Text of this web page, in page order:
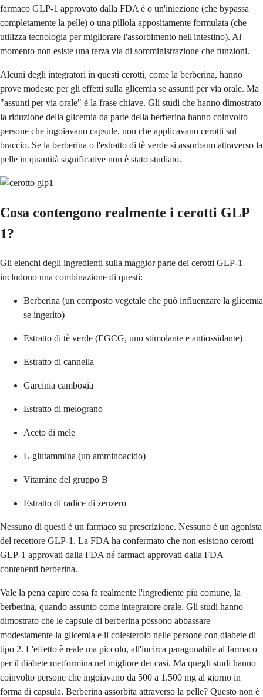
farmaco GLP-1 approvato dalla FDA è o un'iniezione (che bypassa
completamente la pelle) o una pillola appositamente formulata (che
utilizza tecnologia per migliorare l'assorbimento nell'intestino). Al
momento non esiste una terza via di somministrazione che funzioni.
Alcuni degli integratori in questi cerotti, come la berberina, hanno
prove modeste per gli effetti sulla glicemia se assunti per via orale. Ma
"assunti per via orale" è la frase chiave. Gli studi che hanno dimostrato
la riduzione della glicemia da parte della berberina hanno coinvolto
persone che ingoiavano capsule, non che applicavano cerotti sul
braccio. Se la berberina o l'estratto di tè verde si assorbano attraverso la
pelle in quantità significative non è stato studiato.
Cosa contengono realmente i cerotti GLP
1?
Gli elenchi degli ingredienti sulla maggior parte dei cerotti GLP-1
includono una combinazione di questi:
Berberina (un composto vegetale che può influenzare la glicemia
se ingerito)
Estratto di tè verde (EGCG, uno stimolante e antiossidante)
Estratto di cannella
Garcinia cambogia
Estratto di melograno
Aceto di mele
L-glutammina (un amminoacido)
Vitamine del gruppo B
Estratto di radice di zenzero
Nessuno di questi è un farmaco su prescrizione. Nessuno è un agonista
del recettore GLP-1. La FDA ha confermato che non esistono cerotti
GLP-1 approvati dalla FDA né farmaci approvati dalla FDA
contenenti berberina.
Vale la pena capire cosa fa realmente l'ingrediente più comune, la
berberina, quando assunto come integratore orale. Gli studi hanno
dimostrato che le capsule di berberina possono abbassare
modestamente la glicemia e il colesterolo nelle persone con diabete di
tipo 2. L'effetto è reale ma piccolo, all'incirca paragonabile al farmaco
per il diabete metformina nel migliore dei casi. Ma quegli studi hanno
coinvolto persone che ingoiavano da 500 a 1.500 mg al giorno in
forma di capsula. Berberina assorbita attraverso la pelle? Questo non è